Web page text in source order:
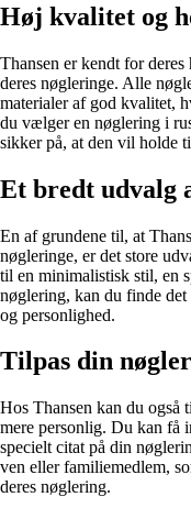
Høj kvalitet og
Thansen er kendt for
deres nøgleringe. Alle
materialer af god kvalitet,
du vælger en nøglering i
sikker på, at den vil holde
Et bredt udvalg
En af grundene til, at
nøgleringe, er det store
til en minimalistisk stil, en
nøglering, kan du finde
og personlighed.
Tilpas din
Hos Thansen kan du også
mere personlig. Du kan få
specielt citat på din
ven eller familiemedlem,
deres nøglering.